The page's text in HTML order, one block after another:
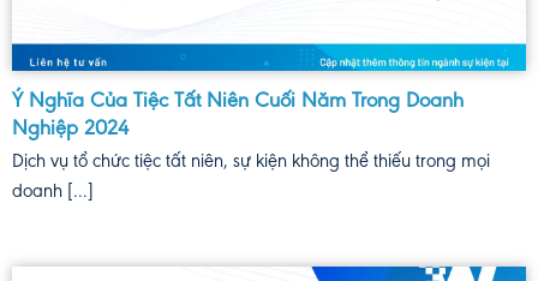
Ý Nghĩa Của Tiệc Tất Niên Cuối Năm Trong Doanh
Nghiệp 2024
Dịch vụ tổ chức tiệc tất niên, sự kiện không thể thiếu trong mọi
doanh [...]